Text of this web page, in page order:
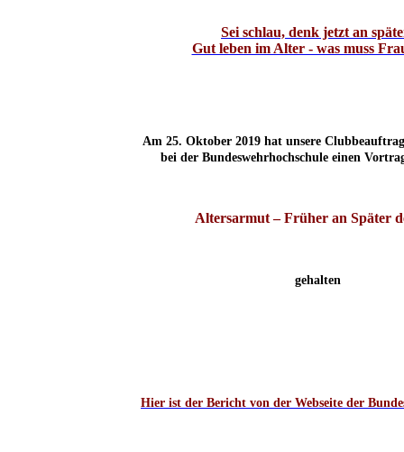
Sei schlau, denk jetzt an
Gut leben im Alter - was muss
Am 25. Oktober 2019 hat unsere
bei der Bundeswehrhochschule einen
Altersarmut – Früher an Später
gehalten
Hier ist der Bericht von der Webseite der